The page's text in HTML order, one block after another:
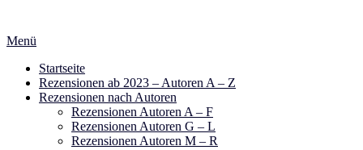
springen
Menü
Startseite
Rezensionen ab 2023 – Autoren A – Z
Rezensionen nach Autoren
Rezensionen Autoren A – F
Rezensionen Autoren G – L
Rezensionen Autoren M – R